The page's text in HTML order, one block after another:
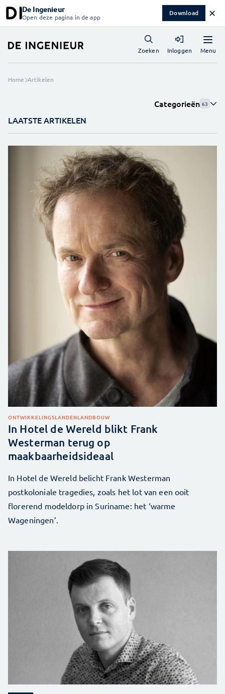
De Ingenieur
Open deze pagina in de app Download ✕
Menu
Zoeken Inloggen
Home Artikelen
Categorieën 63
LAATSTE ARTIKELEN
ONTWIKKELINGSLANDENLANDBOUW
In Hotel de Wereld blikt Frank
Westerman terug op
maakbaarheidsideaal
In Hotel de Wereld belicht Frank Westerman
postkoloniale tragedies, zoals het lot van een ooit
florerend modeldorp in Suriname: het ‘warme
Wageningen’.